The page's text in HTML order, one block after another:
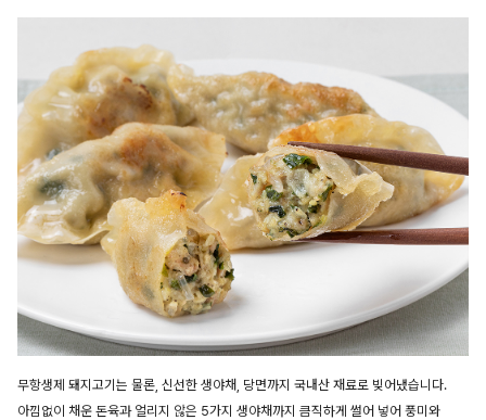
무항생제 돼지고기는 물론, 신선한 생야채, 당면까지 국내산 재료로 빚어냈습니다.
아낌없이 채운 돈육과 얼리지 않은 5가지 생야채까지 큼직하게 썰어 넣어 풍미와